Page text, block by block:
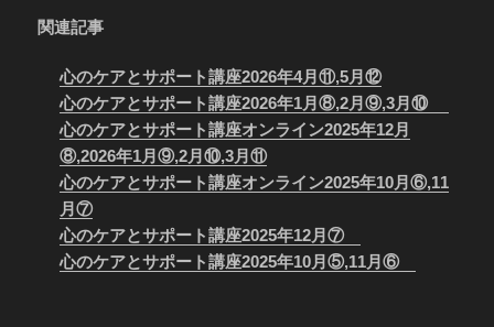
関連記事
心のケアとサポート講座2026年4月⑪,5月⑫
心のケアとサポート講座2026年1月⑧,2月⑨,3月⑩
心のケアとサポート講座オンライン2025年12月
⑧,2026年1月⑨,2月⑩,3月⑪
心のケアとサポート講座オンライン2025年10月⑥,11
月⑦
心のケアとサポート講座2025年12月⑦
心のケアとサポート講座2025年10月⑤,11月⑥